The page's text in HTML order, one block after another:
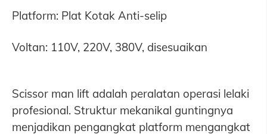
Platform: Plat Kotak Anti-selip
Voltan: 110V, 220V, 380V, disesuaikan
Scissor man lift adalah peralatan operasi lelaki
profesional. Struktur mekanikal guntingnya
menjadikan pengangkat platform mengangkat